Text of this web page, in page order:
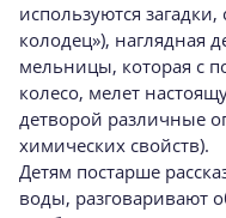
используются
колодец»), наглядная
мельницы, которая с
колесо, мелет
детворой различные
химических свойств).
Детям постарше
воды, разговаривают